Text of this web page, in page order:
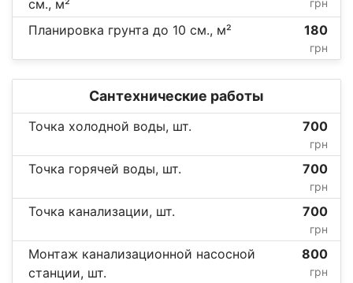
см., м²
грн
Планировка грунта до 10 см., м² 180
грн
Сантехнические работы
Точка холодной воды, шт. 700
грн
Точка горячей воды, шт. 700
грн
Точка канализации, шт. 700
грн
Монтаж канализационной насосной
станции, шт.
800
грн